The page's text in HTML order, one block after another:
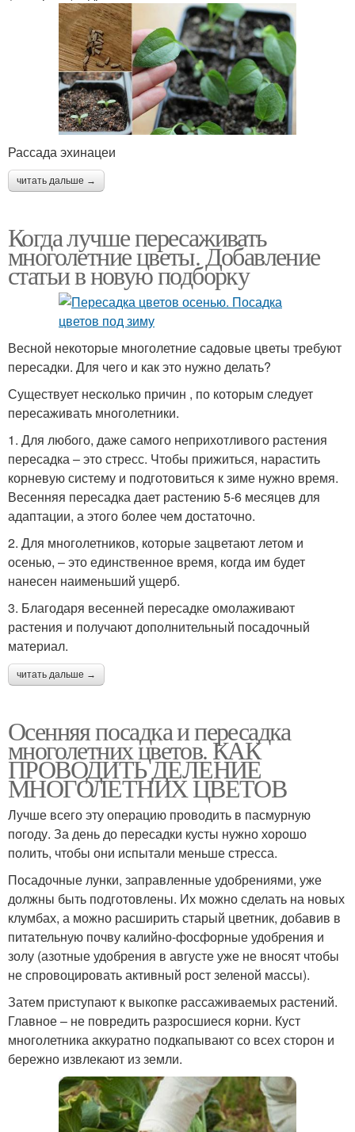
Рассада эхинацеи
читать дальше →
Когда лучше пересаживать
многолетние цветы. Добавление
статьи в новую подборку
Весной некоторые многолетние садовые цветы требуют
пересадки. Для чего и как это нужно делать?
Существует несколько причин , по которым следует
пересаживать многолетники.
1. Для любого, даже самого неприхотливого растения
пересадка – это стресс. Чтобы прижиться, нарастить
корневую систему и подготовиться к зиме нужно время.
Весенняя пересадка дает растению 5-6 месяцев для
адаптации, а этого более чем достаточно.
2. Для многолетников, которые зацветают летом и
осенью, – это единственное время, когда им будет
нанесен наименьший ущерб.
3. Благодаря весенней пересадке омолаживают
растения и получают дополнительный посадочный
материал.
читать дальше →
Осенняя посадка и пересадка
многолетних цветов. КАК
ПРОВОДИТЬ ДЕЛЕНИЕ
МНОГОЛЕТНИХ ЦВЕТОВ
Лучше всего эту операцию проводить в пасмурную
погоду. За день до пересадки кусты нужно хорошо
полить, чтобы они испытали меньше стресса.
Посадочные лунки, заправленные удобрениями, уже
должны быть подготовлены. Их можно сделать на новых
клумбах, а можно расширить старый цветник, добавив в
питательную почву калийно-фосфорные удобрения и
золу (азотные удобрения в августе уже не вносят чтобы
не спровоцировать активный рост зеленой массы).
Затем приступают к выкопке рассаживаемых растений.
Главное – не повредить разросшиеся корни. Куст
многолетника аккуратно подкапывают со всех сторон и
бережно извлекают из земли.